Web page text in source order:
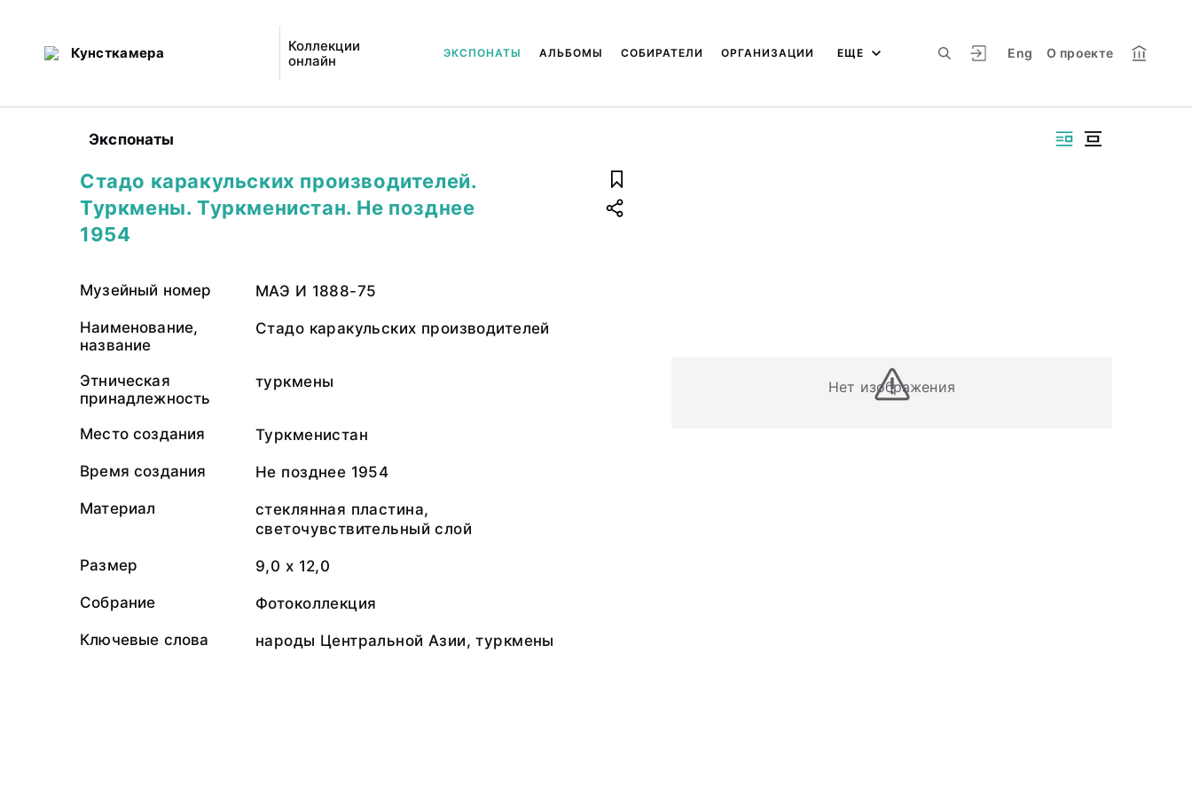
Кунсткамера
Коллекции
онлайн
Eng О проекте
ЭКСПОНАТЫ АЛЬБОМЫ СОБИРАТЕЛИ ОРГАНИЗАЦИИ ЕЩЕ
Экспонаты
Нет изображения
Стадо каракульских производителей.
Туркмены. Туркменистан. Не позднее
1954
Музейный номер МАЭ И 1888-75
Наименование,
название
Стадо каракульских производителей
Этническая
принадлежность
туркмены
Место создания Туркменистан
Время создания Не позднее 1954
Материал
стеклянная пластина,
светочувствительный слой
Размер 9,0 х 12,0
Собрание Фотоколлекция
Ключевые слова народы Центральной Азии, туркмены